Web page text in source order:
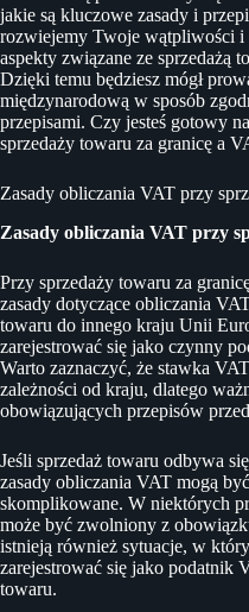
jakie są kluczowe zasady i
rozwiejemy Twoje wątpliwości i
aspekty związane ze sprzedażą
Dzięki temu będziesz mógł
międzynarodową w sposób
przepisami. Czy jesteś gotowy
sprzedaży towaru za granicę a
Zasady obliczania VAT przy
Zasady obliczania VAT przy
Przy sprzedaży towaru za
zasady dotyczące obliczania
towaru do innego kraju Unii
zarejestrować się jako czynny
Warto zaznaczyć, że stawka
zależności od kraju, dlatego
obowiązujących przepisów
Jeśli sprzedaż towaru odbywa
zasady obliczania VAT mogą
skomplikowane. W niektórych
może być zwolniony z
istnieją również sytuacje, w
zarejestrować się jako podatnik
towaru.